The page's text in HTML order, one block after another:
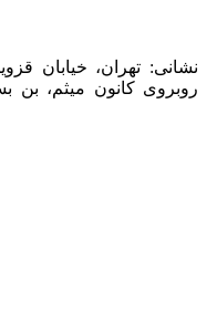
نشانی: تهران، خیابان